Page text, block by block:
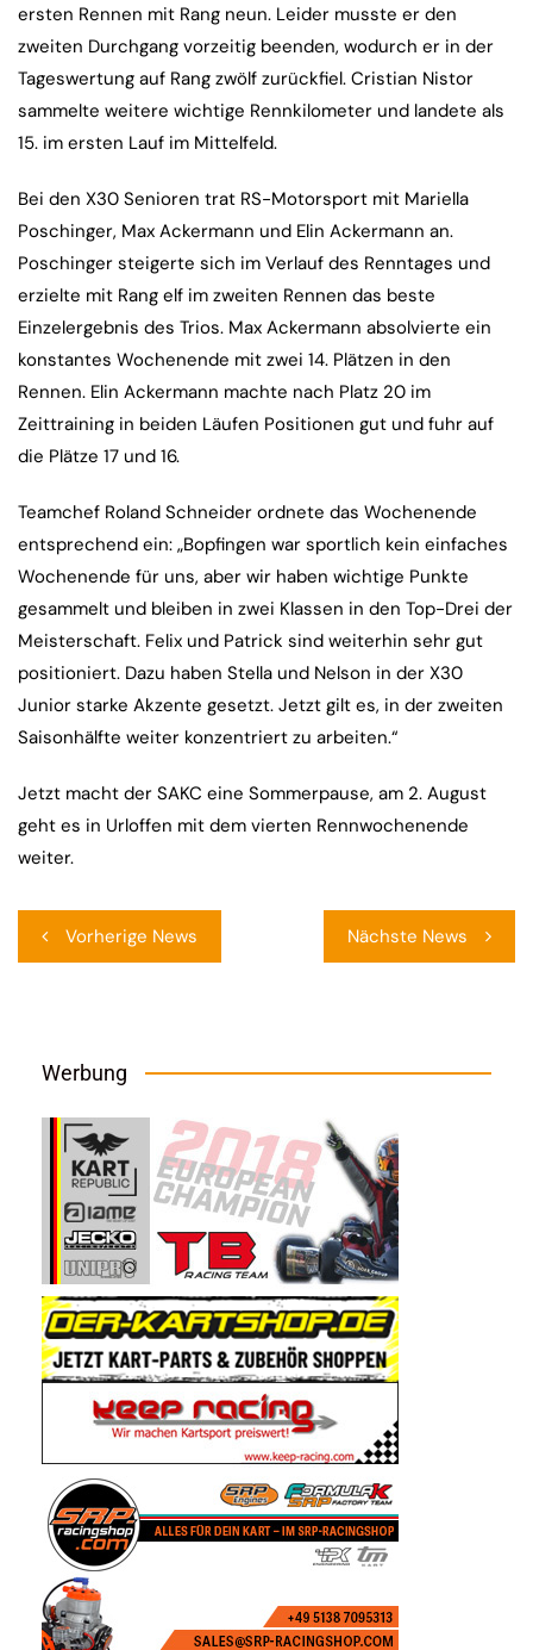
ersten Rennen mit Rang neun. Leider musste er den
zweiten Durchgang vorzeitig beenden, wodurch er in der
Tageswertung auf Rang zwölf zurückfiel. Cristian Nistor
sammelte weitere wichtige Rennkilometer und landete als
15. im ersten Lauf im Mittelfeld.
Bei den X30 Senioren trat RS-Motorsport mit Mariella
Poschinger, Max Ackermann und Elin Ackermann an.
Poschinger steigerte sich im Verlauf des Renntages und
erzielte mit Rang elf im zweiten Rennen das beste
Einzelergebnis des Trios. Max Ackermann absolvierte ein
konstantes Wochenende mit zwei 14. Plätzen in den
Rennen. Elin Ackermann machte nach Platz 20 im
Zeittraining in beiden Läufen Positionen gut und fuhr auf
die Plätze 17 und 16.
Teamchef Roland Schneider ordnete das Wochenende
entsprechend ein: „Bopfingen war sportlich kein einfaches
Wochenende für uns, aber wir haben wichtige Punkte
gesammelt und bleiben in zwei Klassen in den Top-Drei der
Meisterschaft. Felix und Patrick sind weiterhin sehr gut
positioniert. Dazu haben Stella und Nelson in der X30
Junior starke Akzente gesetzt. Jetzt gilt es, in der zweiten
Saisonhälfte weiter konzentriert zu arbeiten.“
Jetzt macht der SAKC eine Sommerpause, am 2. August
geht es in Urloffen mit dem vierten Rennwochenende
weiter.
Vorherige News Nächste News
Werbung